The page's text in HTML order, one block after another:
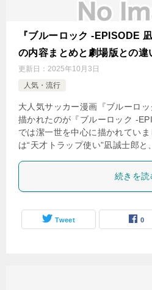
『ブルーロック -EPISODE
の内容まとめと劇場版との違
更新日： 2025年10月3日
人気・流行
大人気サッカー漫画『ブルーロ
描かれたのが『ブルーロック -
では潔一世を中心に描かれてい
は“天才トラップ使い”凪誠士郎
続きを読
Tweet 0